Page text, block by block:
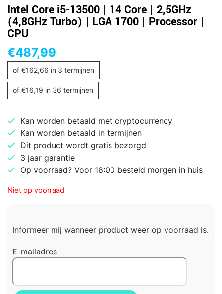
Intel Core i5-13500 | 14 Core | 2,5GHz
(4,8GHz Turbo) | LGA 1700 | Processor |
CPU
€487,99
of €162,66 in 3 termijnen
of €16,19 in 36 termijnen
Kan worden betaald met cryptocurrency
Kan worden betaald in termijnen
Dit product wordt gratis bezorgd
3 jaar garantie
Op voorraad? Voor 18:00 besteld morgen in huis
Niet op voorraad
Informeer mij wanneer product weer op voorraad is.
E-mailadres